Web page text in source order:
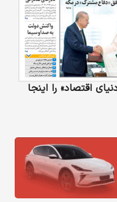
اقتصاد» را اینجا